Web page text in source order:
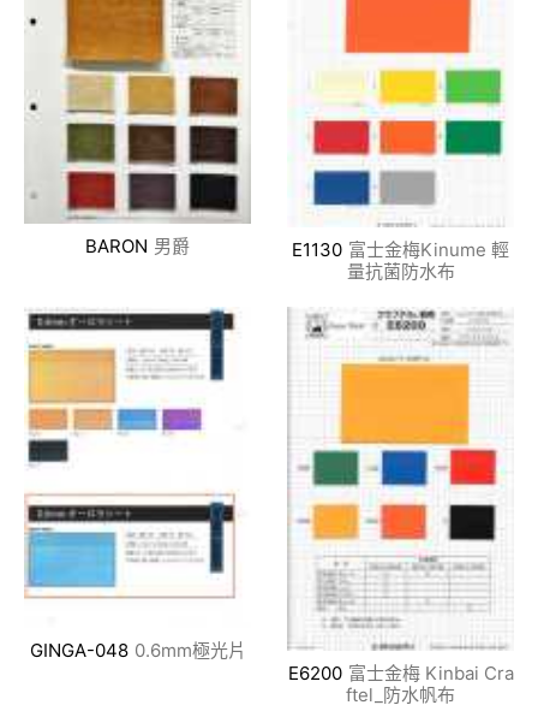
BARON 男爵 E1130 富士金梅Kinume 輕
量抗菌防水布
GINGA-048 0.6mm極光片
E6200 富士金梅 Kinbai Cra
ftel_防水帆布